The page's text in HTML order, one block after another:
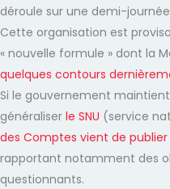
déroule sur une demi-
Cette organisation est
« nouvelle formule » dont la
quelques contours
Si le gouvernement
généraliser le SNU (service
des Comptes vient de
rapportant notamment des
questionnants.